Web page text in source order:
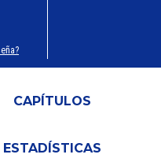
CAPÍTULOS
ESTADÍSTICAS